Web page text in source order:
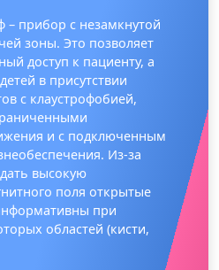
прибор с незамкнутой
зоны. Это позволяет
доступ к пациенту, а
в присутствии
с клаустрофобией,
и с подключенным
Из-за
высокую
поля открытые
при
областей (кисти,